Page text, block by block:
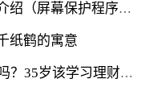
等待时间怎么设置）|当前速读
纸鹤的寓意
学习理财会不会太迟？